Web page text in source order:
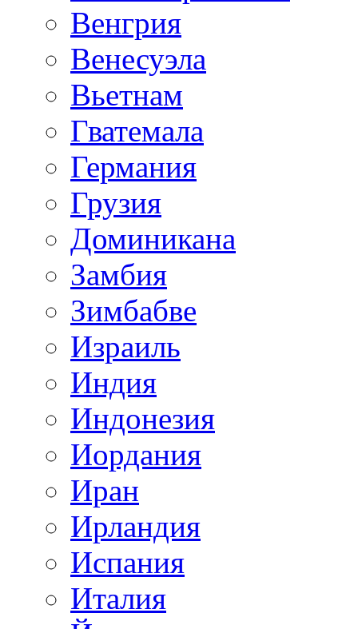
Венгрия
Венесуэла
Вьетнам
Гватемала
Германия
Грузия
Доминикана
Замбия
Зимбабве
Израиль
Индия
Индонезия
Иордания
Иран
Ирландия
Испания
Италия